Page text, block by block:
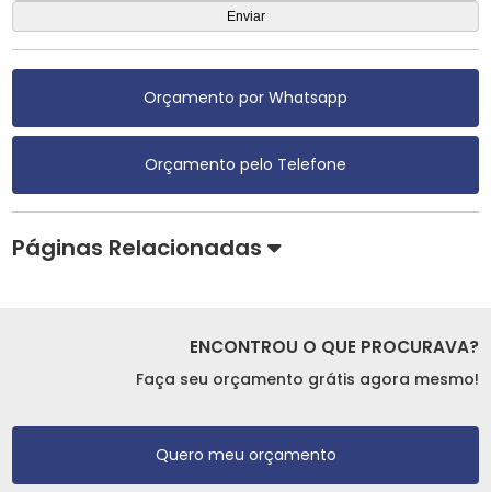
Orçamento por Whatsapp
Orçamento pelo Telefone
Páginas Relacionadas
ENCONTROU O QUE PROCURAVA?
Faça seu orçamento grátis agora mesmo!
Quero meu orçamento